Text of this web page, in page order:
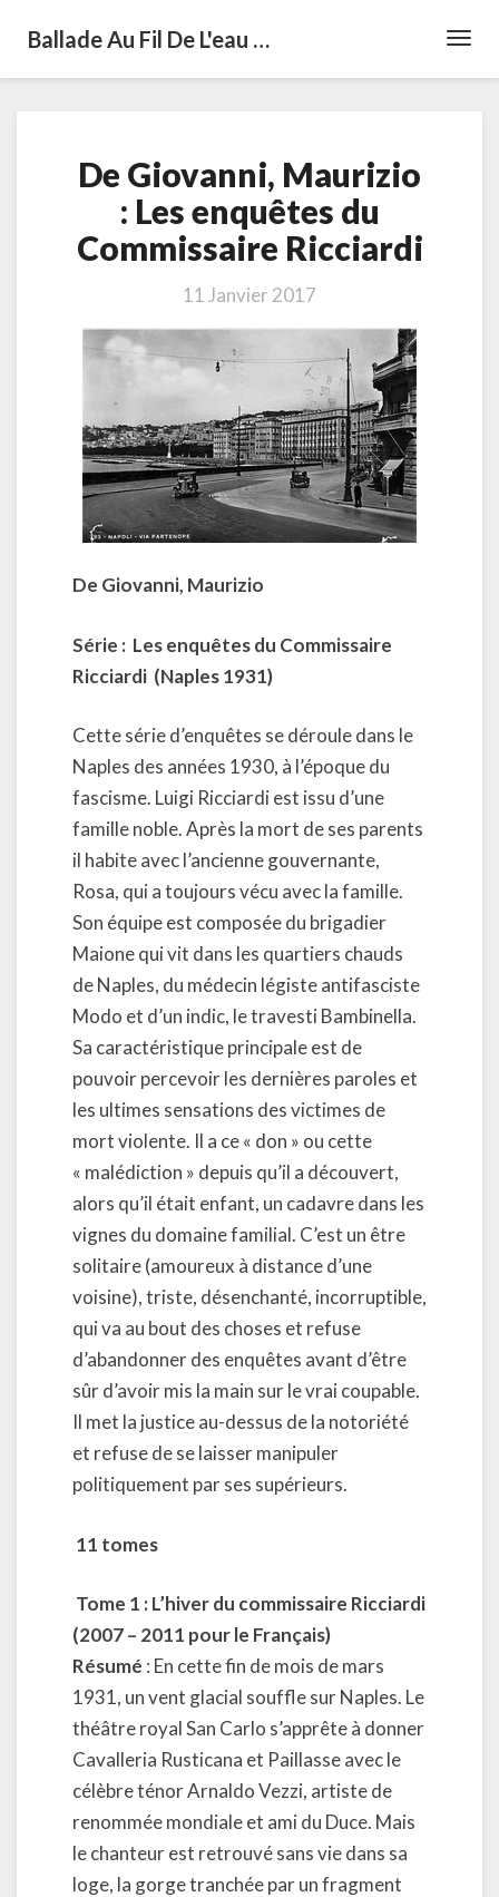
Ballade Au Fil De L'eau …
Giovanni,
Maurizio
:
Les
enquêtes
du
De Giovanni, Maurizio
: Les enquêtes du
Commissaire Ricciardi
11 Janvier 2017
De Giovanni, Maurizio
Série : Les enquêtes du Commissaire
Ricciardi (Naples 1931)
Cette série d’enquêtes se déroule dans le
Naples des années 1930, à l’époque du
fascisme. Luigi Ricciardi est issu d’une
famille noble. Après la mort de ses parents
il habite avec l’ancienne gouvernante,
Rosa, qui a toujours vécu avec la famille.
Son équipe est composée du brigadier
Maione qui vit dans les quartiers chauds
de Naples, du médecin légiste antifasciste
Modo et d’un indic, le travesti Bambinella.
Sa caractéristique principale est de
pouvoir percevoir les dernières paroles et
les ultimes sensations des victimes de
mort violente. Il a ce « don » ou cette
« malédiction » depuis qu’il a découvert,
alors qu’il était enfant, un cadavre dans les
vignes du domaine familial. C’est un être
solitaire (amoureux à distance d’une
voisine), triste, désenchanté, incorruptible,
qui va au bout des choses et refuse
d’abandonner des enquêtes avant d’être
sûr d’avoir mis la main sur le vrai coupable.
Il met la justice au-dessus de la notoriété
et refuse de se laisser manipuler
politiquement par ses supérieurs.
11 tomes
Tome 1 : L’hiver du commissaire Ricciardi
(2007 – 2011 pour le Français)
Résumé : En cette fin de mois de mars
1931, un vent glacial souffle sur Naples. Le
théâtre royal San Carlo s’apprête à donner
Cavalleria Rusticana et Paillasse avec le
célèbre ténor Arnaldo Vezzi, artiste de
renommée mondiale et ami du Duce. Mais
le chanteur est retrouvé sans vie dans sa
loge, la gorge tranchée par un fragment